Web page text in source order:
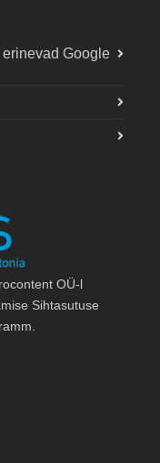
Google
OÜ-l
Sihtasutuse